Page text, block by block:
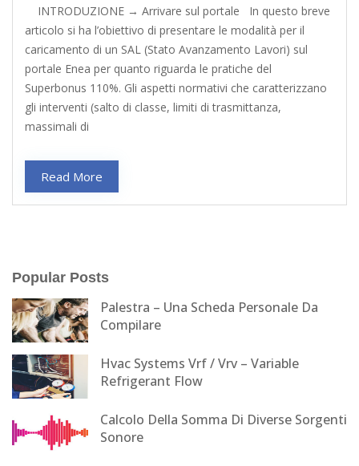
INTRODUZIONE → Arrivare sul portale In questo breve
articolo si ha l’obiettivo di presentare le modalità per il
caricamento di un SAL (Stato Avanzamento Lavori) sul
portale Enea per quanto riguarda le pratiche del
Superbonus 110%. Gli aspetti normativi che caratterizzano
gli interventi (salto di classe, limiti di trasmittanza,
massimali di
Read More
Popular Posts
Palestra – Una Scheda Personale Da
Compilare
Hvac Systems Vrf / Vrv – Variable
Refrigerant Flow
Calcolo Della Somma Di Diverse Sorgenti
Sonore